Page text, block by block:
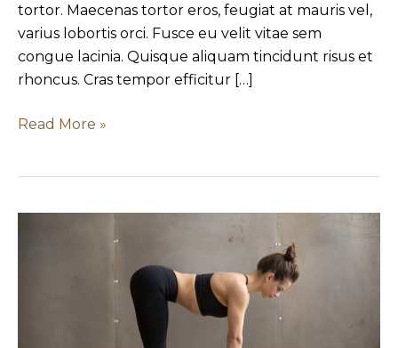
tortor. Maecenas tortor eros, feugiat at mauris vel,
varius lobortis orci. Fusce eu velit vitae sem
congue lacinia. Quisque aliquam tincidunt risus et
rhoncus. Cras tempor efficitur […]
Read More »